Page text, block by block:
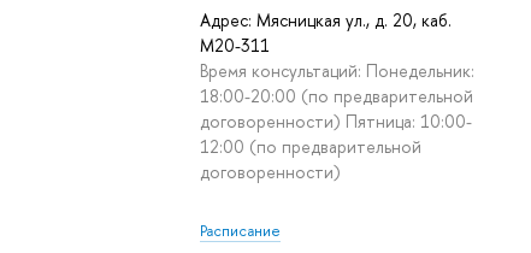
Адрес: Мясницкая ул., д. 20, каб.
М20-311
Время консультаций: Понедельник:
18:00-20:00 (по предварительной
договоренности) Пятница: 10:00-
12:00 (по предварительной
договоренности)
Расписание